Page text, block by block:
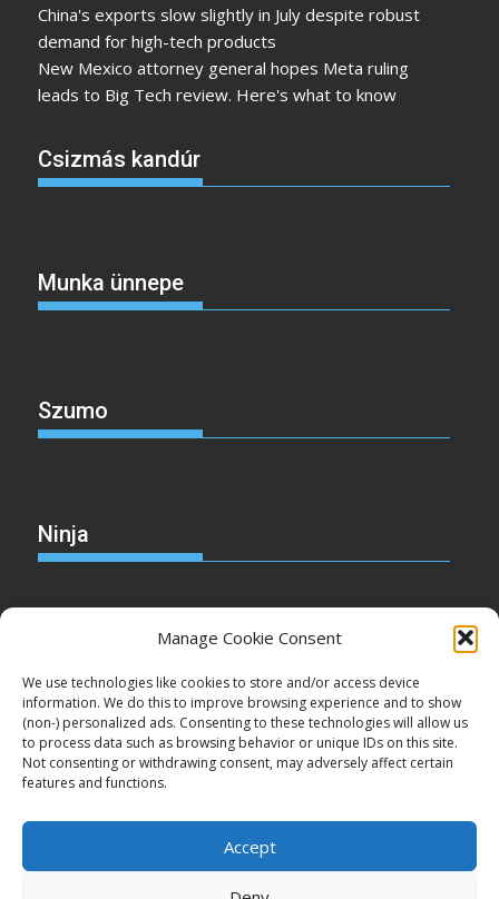
Manage Cookie Consent
We use technologies like cookies to store and/or access device
information. We do this to improve browsing experience and to show
(non-) personalized ads. Consenting to these technologies will allow us
to process data such as browsing behavior or unique IDs on this site.
Not consenting or withdrawing consent, may adversely affect certain
features and functions.
Accept
China's exports slow slightly in July despite robust
demand for high-tech products
New Mexico attorney general hopes Meta ruling
leads to Big Tech review. Here's what to know
Csizmás kandúr
Munka ünnepe
Szumo
Ninja
Cake